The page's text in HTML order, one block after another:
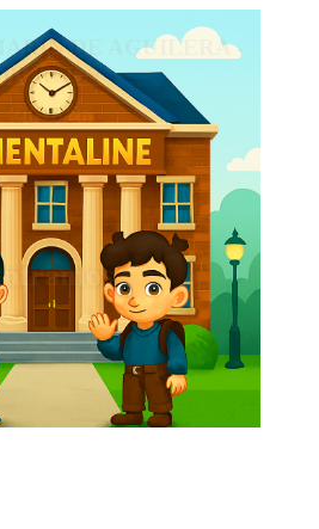
DE AGUILERA -
BURGOS
2025/26